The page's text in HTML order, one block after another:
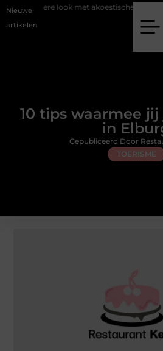
Nieuwe
artikelen
met akoestische panelen Aziatisch
10 tips waarmee
in
TOERISME
Gepubliceerd Door